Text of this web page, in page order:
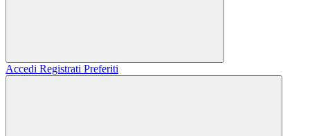
Accedi Registrati Preferiti